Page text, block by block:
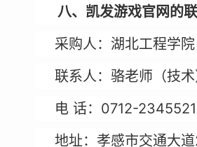
八、凯发游戏官网的联
采购人：湖北工程学院
联系人： 骆老师（技
电 话： 0712-2345521
地址：孝感市交通大道